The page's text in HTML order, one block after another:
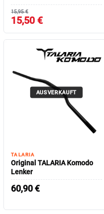
15,95 €
15,50 €
AUSVERKAUFT
TALARIA
Original TALARIA Komodo
Lenker
60,90€